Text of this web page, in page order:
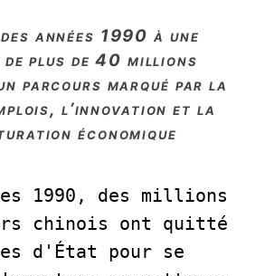
plus de 40 millions
parcours marqué par la
l’innovation et la
économique
1990, des millions
chinois ont quitté
d'État pour se